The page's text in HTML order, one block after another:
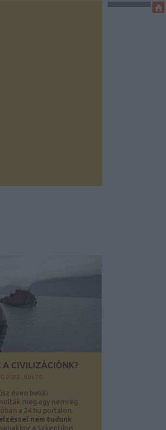
A CIVILIZÁCIÓNK?
2022. JÚN 20.
éven belüli
meg egy nemrég
a 24.hu portálon.
nem tudunk
a Szkeptikus